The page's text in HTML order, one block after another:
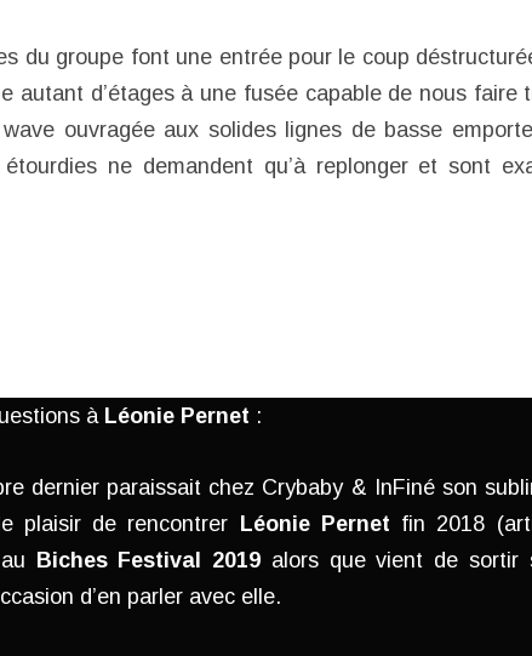
du groupe font une entrée pour le coup
autant d’étages à une fusée capable de nous faire
ouvragée aux solides lignes de basse
ne demandent qu’à replonger et sont
à Léonie Pernet :
dernier paraissait chez Crybaby & InFiné son
plaisir de rencontrer
Léonie Pernet fin 2018
Biches Festival 2019 alors que vient de sortir
d’en parler avec elle.